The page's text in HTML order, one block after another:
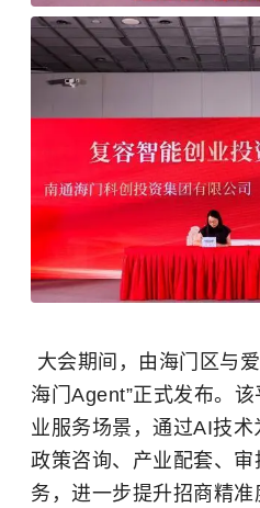
大会期间，由海门区与
海门Agent”正式发布。
业服务场景，通过AI技术
政策咨询、产业配套、
务，进一步提升招商精